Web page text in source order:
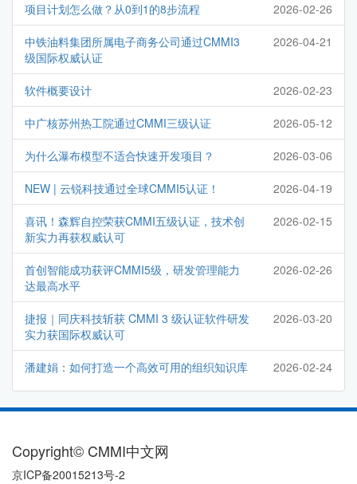
项目计划怎么做？从0到1的8步流程 2026-02-26
中铁油料集团所属电子商务公司通过CMMI3
级国际权威认证
2026-04-21
软件概要设计 2026-02-23
中广核苏州热工院通过CMMI三级认证 2026-05-12
为什么瀑布模型不适合快速开发项目？ 2026-03-06
NEW | 云锐科技通过全球CMMI5认证！ 2026-04-19
喜讯！森辉自控荣获CMMI五级认证，技术创
新实力再获权威认可
2026-02-15
首创智能成功获评CMMI5级，研发管理能力
达最高水平
2026-02-26
捷报｜同庆科技斩获 CMMI 3 级认证软件研发
实力获国际权威认可
2026-03-20
潘建娟：如何打造一个高效可用的组织知识库 2026-02-24
Copyright© CMMI中文网
京ICP备20015213号-2